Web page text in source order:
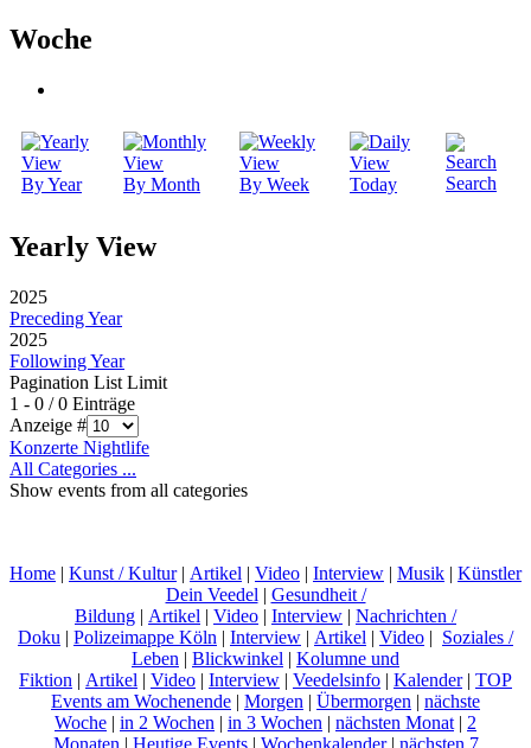
Woche
By Year By Month By Week Today Search
Yearly View
2025
Preceding Year
2025
Following Year
Pagination List Limit
1 - 0 / 0 Einträge
Anzeige #
Konzerte Nightlife
All Categories ...
Show events from all categories
Home | Kunst / Kultur| Artikel | Video | Interview | Musik | Künstler
Dein Veedel | Gesundheit /
Bildung | Artikel | Video | Interview | Nachrichten /
Doku | Polizeimappe Köln | Interview | Artikel | Video | Soziales /
Leben | Blickwinkel | Kolumne und
Fiktion | Artikel | Video | Interview | Veedelsinfo | Kalender| TOP
Events am Wochenende | Morgen | Übermorgen | nächste
Woche | in 2 Wochen | in 3 Wochen | nächsten Monat | 2
Monaten | Heutige Events| Wochenkalender| nächsten 7